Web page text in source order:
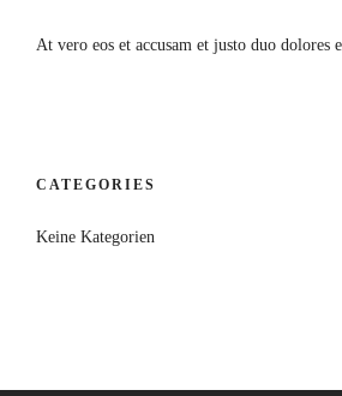
At vero eos et accusam et justo duo dolores
CATEGORIES
Keine Kategorien